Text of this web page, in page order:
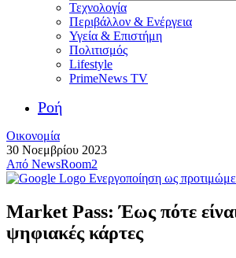
Τεχνολογία
Περιβάλλον & Ενέργεια
Υγεία & Επιστήμη
Πολιτισμός
Lifestyle
PrimeNews TV
Ροή
Οικονομία
30 Νοεμβρίου 2023
Από NewsRoom2
Ενεργοποίηση ως
Market Pass: Έως πότε
ψηφιακές κάρτες